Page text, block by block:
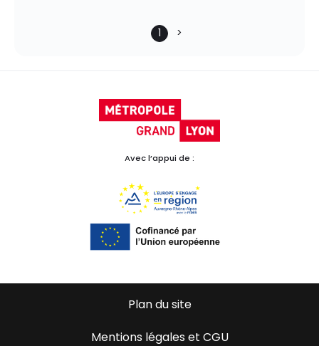
1
Avec l’appui de :
Plan du site
Mentions légales et CGU